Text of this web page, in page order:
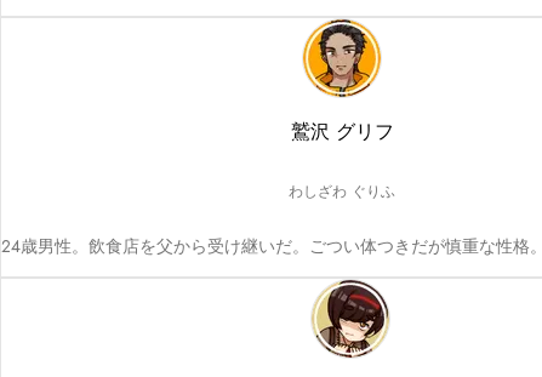
鷲沢 グリフ
わしざわ ぐりふ
24歳男性。飲食店を父から受け継いだ。ごつい体つきだが慎重な性格